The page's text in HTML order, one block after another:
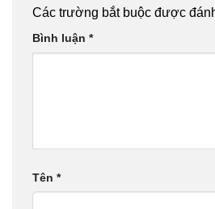
Các trường bắt buộc được
Bình luận *
Tên *